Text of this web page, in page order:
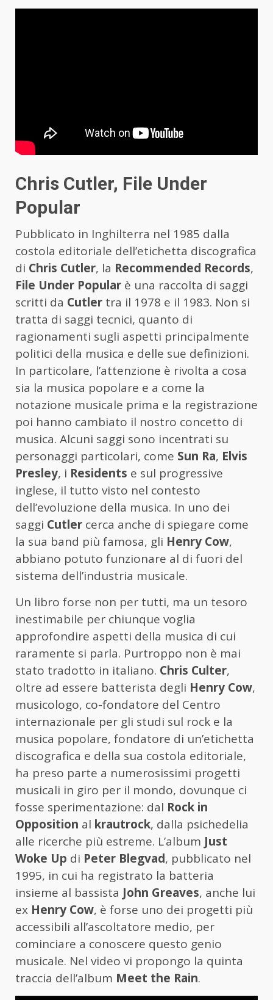
Chris Cutler, File Under
Popular
Pubblicato in Inghilterra nel 1985 dalla
costola editoriale dell’etichetta discografica
di Chris Cutler, la Recommended Records,
File Under Popular è una raccolta di saggi
scritti da Cutler tra il 1978 e il 1983. Non si
tratta di saggi tecnici, quanto di
ragionamenti sugli aspetti principalmente
politici della musica e delle sue definizioni.
In particolare, l’attenzione è rivolta a cosa
sia la musica popolare e a come la
notazione musicale prima e la registrazione
poi hanno cambiato il nostro concetto di
musica. Alcuni saggi sono incentrati su
personaggi particolari, come Sun Ra, Elvis
Presley, i Residents e sul progressive
inglese, il tutto visto nel contesto
dell’evoluzione della musica. In uno dei
saggi Cutler cerca anche di spiegare come
la sua band più famosa, gli Henry Cow,
abbiano potuto funzionare al di fuori del
sistema dell’industria musicale.
Un libro forse non per tutti, ma un tesoro
inestimabile per chiunque voglia
approfondire aspetti della musica di cui
raramente si parla. Purtroppo non è mai
stato tradotto in italiano. Chris Culter,
oltre ad essere batterista degli Henry Cow,
musicologo, co-fondatore del Centro
internazionale per gli studi sul rock e la
musica popolare, fondatore di un’etichetta
discografica e della sua costola editoriale,
ha preso parte a numerosissimi progetti
musicali in giro per il mondo, dovunque ci
fosse sperimentazione: dal Rock in
Opposition al krautrock, dalla psichedelia
alle ricerche più estreme. L’album Just
Woke Up di Peter Blegvad, pubblicato nel
1995, in cui ha registrato la batteria
insieme al bassista John Greaves, anche lui
ex Henry Cow, è forse uno dei progetti più
accessibili all’ascoltatore medio, per
cominciare a conoscere questo genio
musicale. Nel video vi propongo la quinta
traccia dell’album Meet the Rain.